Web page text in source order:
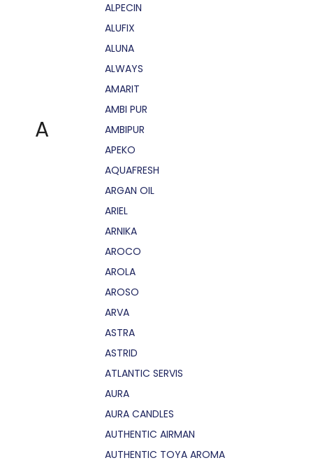
A
ALPECIN
ALUFIX
ALUNA
ALWAYS
AMARIT
AMBI PUR
AMBIPUR
APEKO
AQUAFRESH
ARGAN OIL
ARIEL
ARNIKA
AROCO
AROLA
AROSO
ARVA
ASTRA
ASTRID
ATLANTIC SERVIS
AURA
AURA CANDLES
AUTHENTIC AIRMAN
AUTHENTIC TOYA AROMA